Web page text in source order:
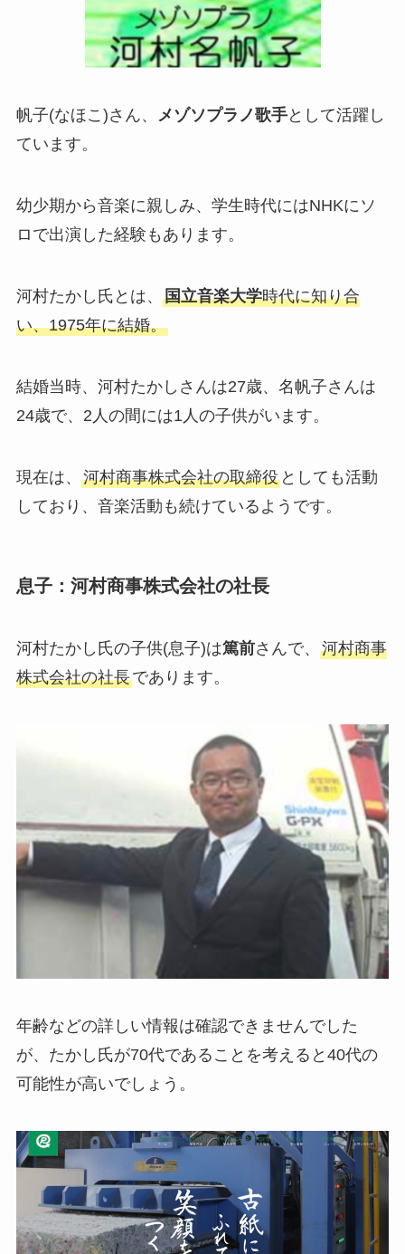
帆子(なほこ)さん、 メゾソプラノ歌手として活躍し
ています。
幼少期から音楽に親しみ、学生時代にはNHKにソ
ロで出演した経験もあります。
河村たかし氏とは、 国立音楽大学時代に知り合
い、1975年に結婚。
結婚当時、河村たかしさんは27歳、名帆子さんは
24歳で、2人の間には1人の子供がいます。
現在は、 河村商事株式会社の取締役としても活動
しており、音楽活動も続けているようです。
息子：河村商事株式会社の社長
河村たかし氏の子供(息子)は篤前さんで、 河村商事
株式会社の社長であります。
年齢などの詳しい情報は確認できませんでした
が、たかし氏が70代であることを考えると40代の
可能性が高いでしょう。